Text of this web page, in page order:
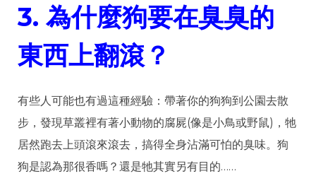
3. 為什麼狗要在臭臭的
東西上翻滾？
有些人可能也有過這種經驗：帶著你的狗狗到公園去散
步，發現草叢裡有著小動物的腐屍(像是小鳥或野鼠)，牠
居然跑去上頭滾來滾去，搞得全身沾滿可怕的臭味。狗
狗是認為那很香嗎？還是牠其實另有目的……